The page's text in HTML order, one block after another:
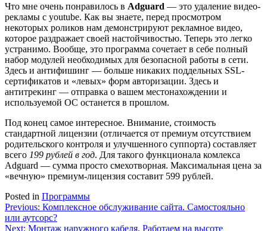
Что мне очень понравилось в Adguard — это удаление видео-
рекламы с youtube. Как вы знаете, перед просмотром
некоторых роликов нам демонстрируют рекламное видео,
которое раздражает своей настойчивостью. Теперь это легко
устранимо. Вообще, это программа сочетает в себе полный
набор модулей необходимых для безопасной работы в сети.
Здесь и антифишинг — больше никаких поддельных SSL-
сертификатов и «левых» форм авторизации. Здесь и
антитрекинг — отправка о вашем местонахождении и
используемой ОС останется в прошлом.
Под конец самое интересное. Внимание, стоимость
стандартной лицензии (отличается от премиум отсутствием
родительского контроля и улучшенного суппорта) составляет
всего 199 рублей в год. Для такого функционала комлекса
Adguard — сумма просто смехотворная. Максимальная цена за
«вечную» премиум-лицензия составит 599 рублей.
Posted in Программы
Навигация
по
Previous: Комплексное обслуживание сайта. Самостояльно
или аутсорс?
Next: Монтаж наружного кабеля. Работаем на высоте